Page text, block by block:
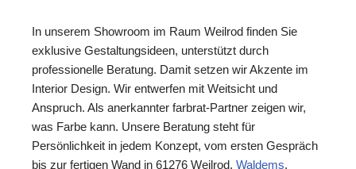
In unserem Showroom im Raum Weilrod finden Sie
exklusive Gestaltungsideen, unterstützt durch
professionelle Beratung. Damit setzen wir Akzente im
Interior Design. Wir entwerfen mit Weitsicht und
Anspruch. Als anerkannter farbrat-Partner zeigen wir,
was Farbe kann. Unsere Beratung steht für
Persönlichkeit in jedem Konzept, vom ersten Gespräch
bis zur fertigen Wand in 61276 Weilrod, Waldems,